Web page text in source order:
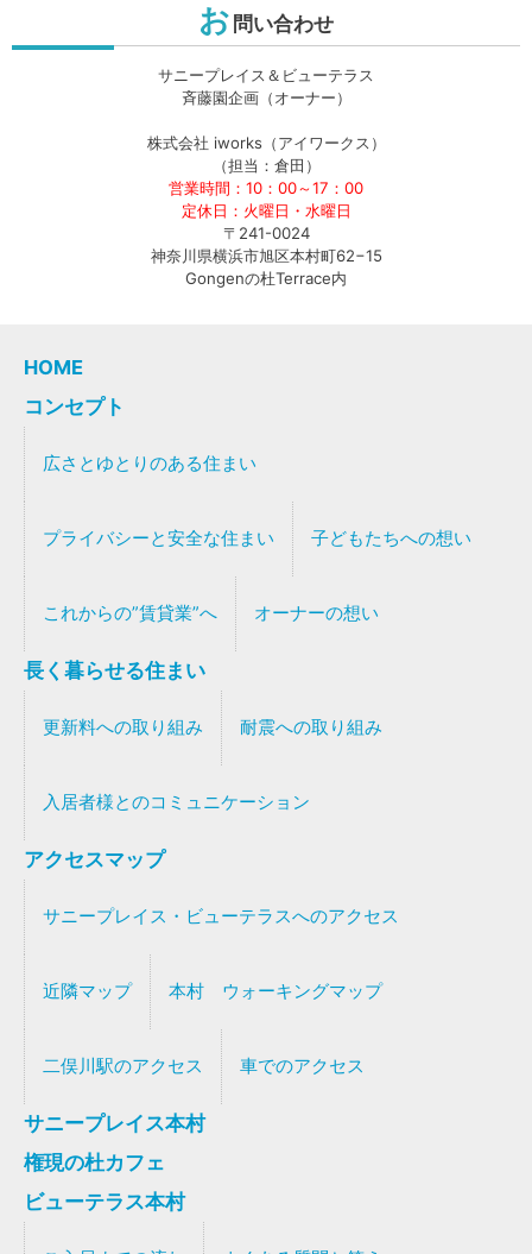
お 問い合わせ
サニープレイス＆ビューテラス
斉藤園企画（オーナー）
株式会社 iworks（アイワークス）
（担当：倉田）
営業時間：10：00～17：00
定休日：火曜日・水曜日
〒241-0024
神奈川県横浜市旭区本村町62−15
Gongenの杜Terrace内
HOME
コンセプト
広さとゆとりのある住まい
プライバシーと安全な住まい 子どもたちへの想い
これからの”賃貸業”へ オーナーの想い
長く暮らせる住まい
更新料への取り組み 耐震への取り組み
入居者様とのコミュニケーション
アクセスマップ
サニープレイス・ビューテラスへのアクセス
近隣マップ 本村 ウォーキングマップ
二俣川駅のアクセス 車でのアクセス
サニープレイス本村
権現の杜カフェ
ビューテラス本村